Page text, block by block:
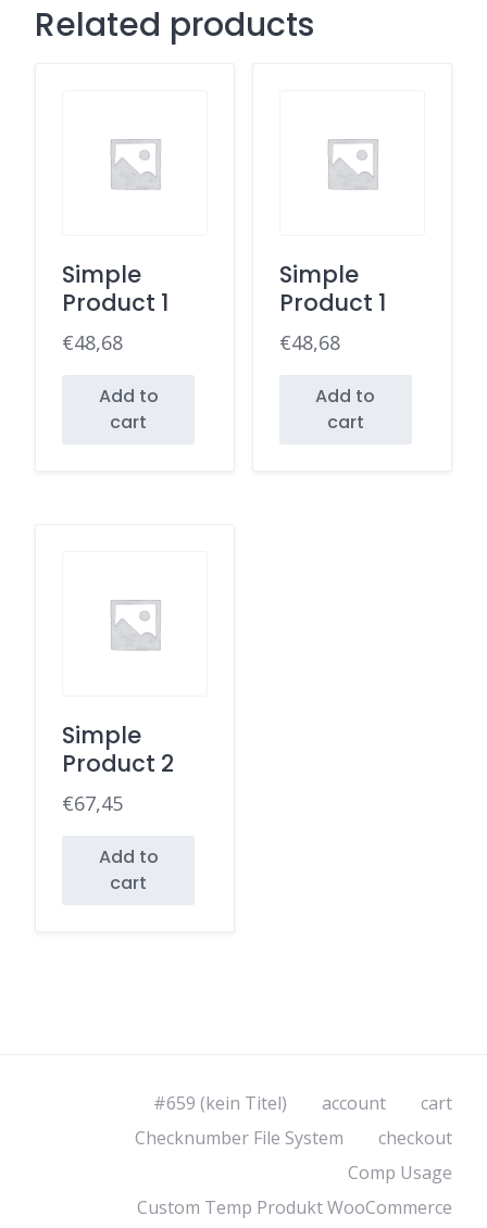
Related products
Simple
Product 1
€48,68
Add to
cart
Simple
Product 1
€48,68
Add to
cart
Simple
Product 2
€67,45
Add to
cart
#659 (kein Titel) account
cart
Checknumber File System
checkout
Comp Usage
Custom Temp Produkt WooCommerce